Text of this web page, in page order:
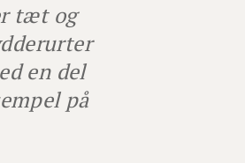
tæt og
en del
på